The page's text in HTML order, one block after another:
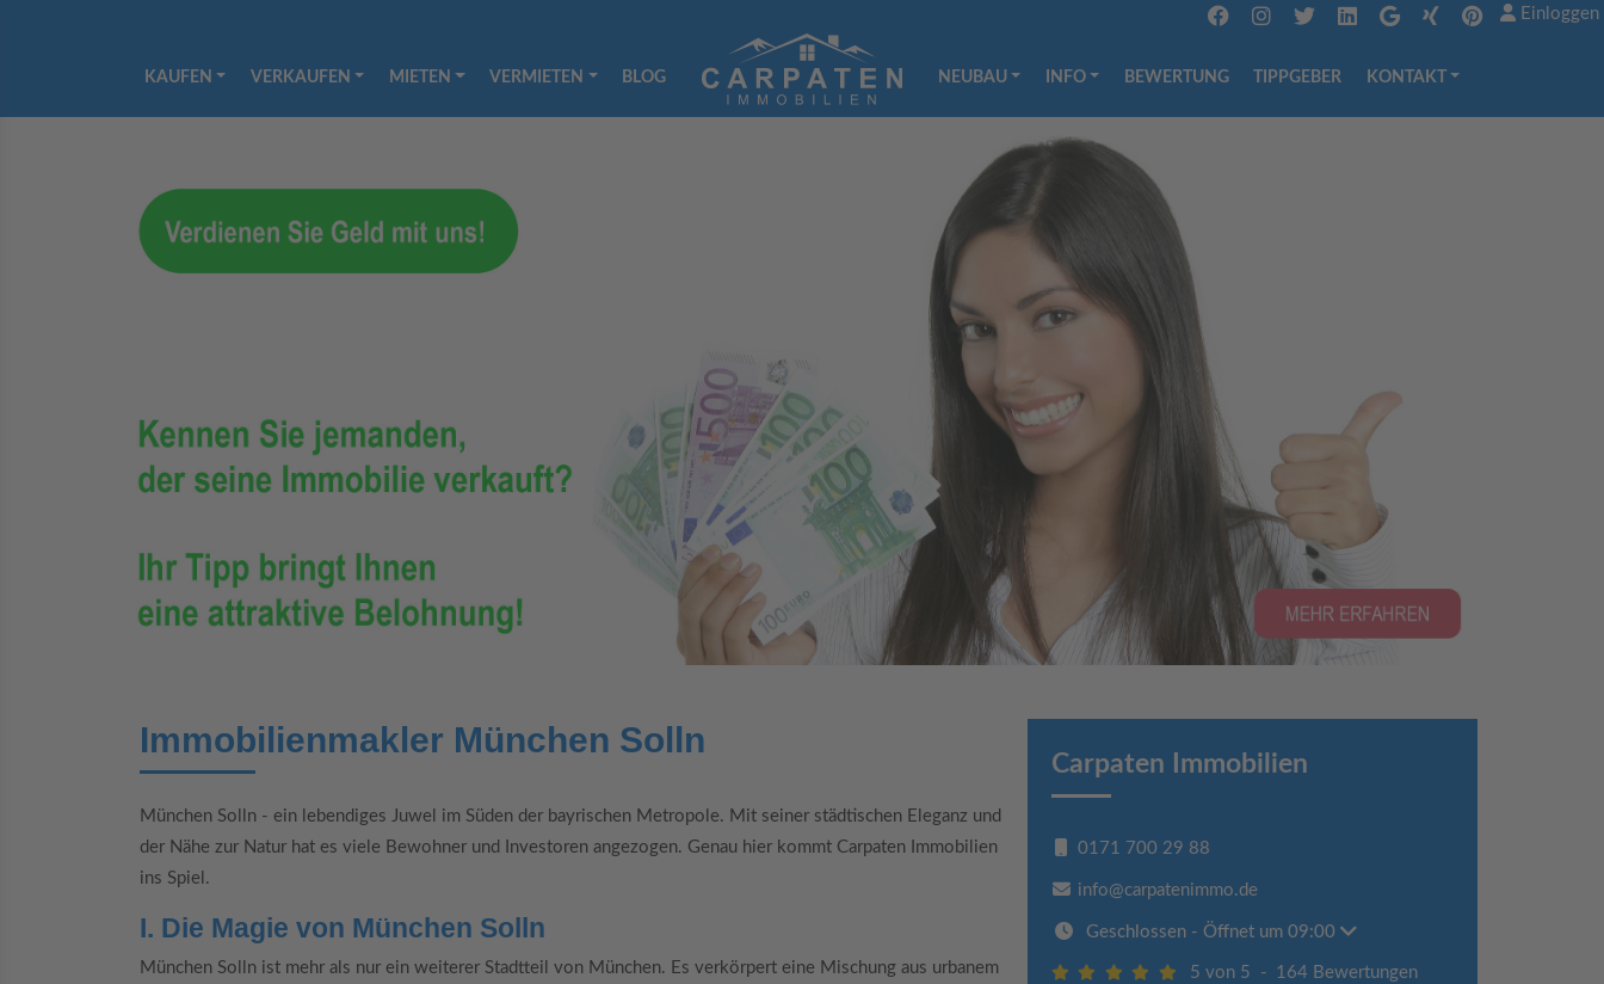
Einloggen
KAUFEN VERKAUFEN MIETEN VERMIETEN BLOG NEUBAU INFO BEWERTUNG TIPPGEBER KONTAKT
Immobilienmakler München Solln
München Solln - ein lebendiges Juwel im Süden der bayrischen Metropole. Mit seiner städtischen Eleganz und
der Nähe zur Natur hat es viele Bewohner und Investoren angezogen. Genau hier kommt Carpaten Immobilien
ins Spiel.
I. Die Magie von München Solln
München Solln ist mehr als nur ein weiterer Stadtteil von München. Es verkörpert eine Mischung aus urbanem
Carpaten Immobilien
0171 700 29 88
info@carpatenimmo.de
Geschlossen - Öffnet um 09:00
5 von 5 - 164 Bewertungen